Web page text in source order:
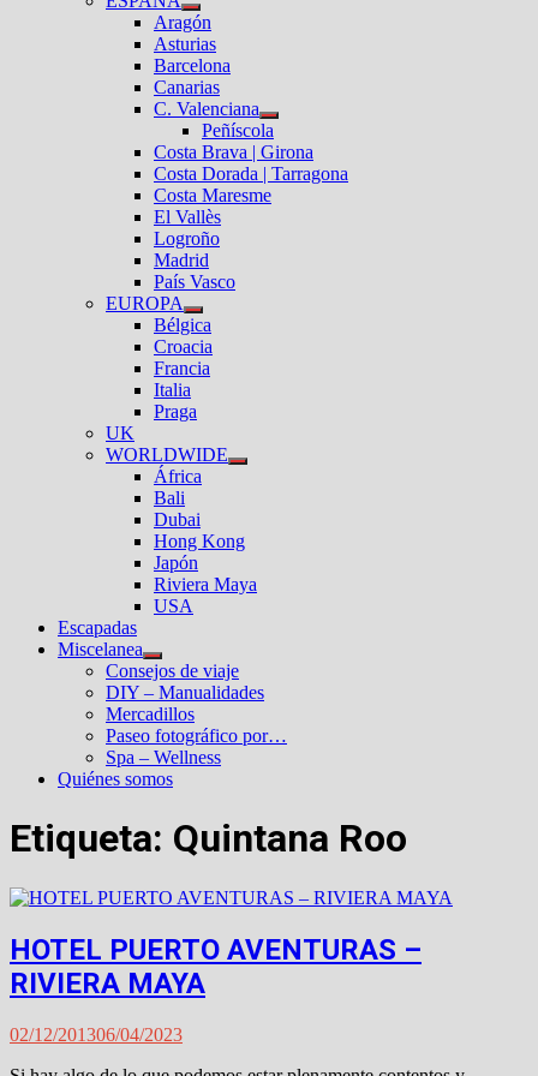
el
submenú
Mostrar
el
submenú
Aragón
Asturias
Barcelona
Canarias
C. Valenciana
Mostrar
el
submenú
Peñíscola
Costa Brava | Girona
Costa Dorada | Tarragona
Costa Maresme
El Vallès
Logroño
Madrid
País Vasco
EUROPA
Mostrar
el
submenú
Bélgica
Croacia
Francia
Italia
Praga
UK
WORLDWIDE
Mostrar
África
Bali
Dubai
Hong Kong
Japón
Riviera Maya
USA
Escapadas
Miscelanea
Mostrar
el
submenú
Consejos de viaje
DIY – Manualidades
Mercadillos
Paseo fotográfico por…
Spa – Wellness
Quiénes somos
Etiqueta: Quintana Roo
HOTEL PUERTO AVENTURAS –
RIVIERA MAYA
02/12/201306/04/2023